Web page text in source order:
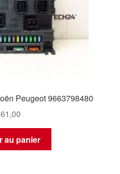
Peugeot 9663798480
au panier